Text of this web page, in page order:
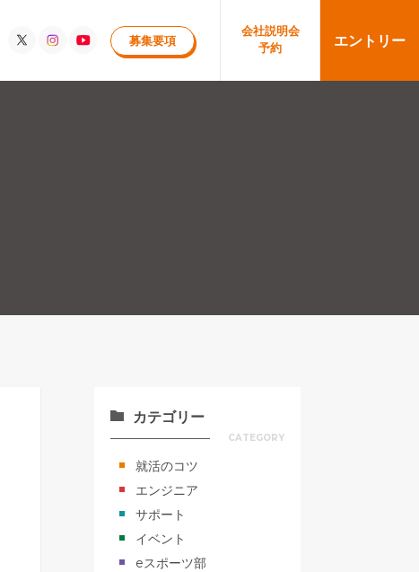
募集要項
会社説明会
予約
エントリー
カテゴリー
CATEGORY
就活のコツ
エンジニア
サポート
イベント
eスポーツ部